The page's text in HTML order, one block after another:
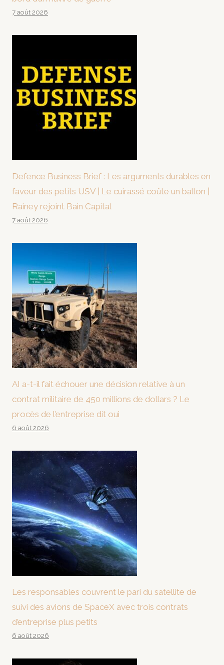
7 août 2026
Defence Business Brief : Les arguments durables en
faveur des petits USV | Le cuirassé coûte un ballon |
Rainey rejoint Bain Capital
7 août 2026
AI a-t-il fait échouer une décision relative à un
contrat militaire de 450 millions de dollars ? Le
procès de l’entreprise dit oui
6 août 2026
Les responsables couvrent le pari du satellite de
suivi des avions de SpaceX avec trois contrats
d’entreprise plus petits
6 août 2026